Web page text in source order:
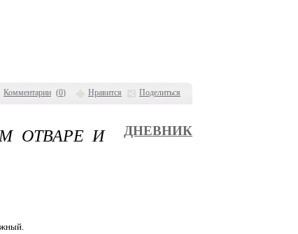
Комментарии (0) Нравится Поделиться
ОТВАРЕ И
ДНЕВНИК